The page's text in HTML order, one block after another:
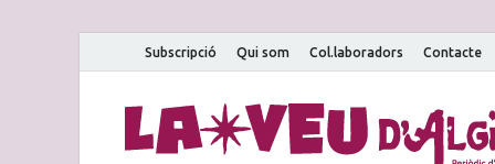
Subscripció Qui som Col.laboradors Contacte